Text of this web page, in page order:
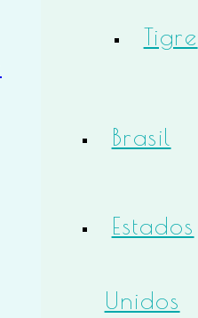
Tigre
Brasil
Estados
Unidos